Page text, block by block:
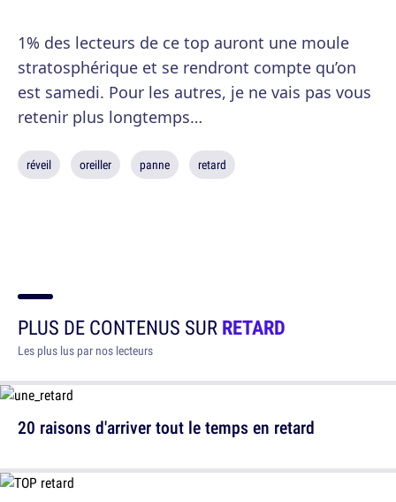
1% des lecteurs de ce top auront une moule
stratosphérique et se rendront compte qu’on
est samedi. Pour les autres, je ne vais pas vous
retenir plus longtemps…
réveil oreiller panne retard
PLUS DE CONTENUS SURRETARD
Les plus lus par nos lecteurs
20 raisons d'arriver tout le temps en retard